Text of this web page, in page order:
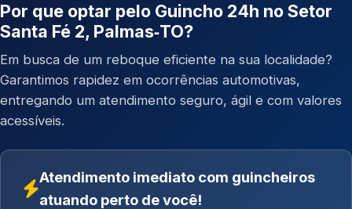
Por que optar pelo Guincho 24h no Setor
Santa Fé 2, Palmas‑TO?
Em busca de um reboque eficiente na sua localidade?
Garantimos rapidez em ocorrências automotivas,
entregando um atendimento seguro, ágil e com valores
acessíveis.
Atendimento imediato com guincheiros
atuando perto de você!